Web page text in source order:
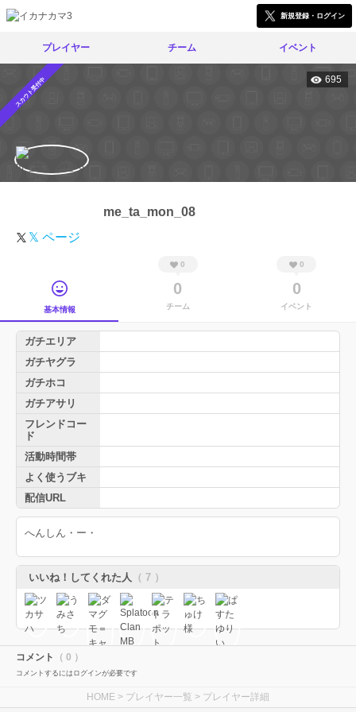
新規登録・ログイン
プレイヤー チーム イベント
スカウト受付中 695
me_ta_mon_08
𝕏 ページ
基本情報
0
0
チーム
0
0
イベント
ガチエリア
ガチヤグラ
ガチホコ
ガチアサリ
フレンドコー
ド
活動時間帯
よく使うブキ
配信URL
へんしん・ー・
いいね！してくれた人 （ 7 ）
コメント （ 0 ）
コメントするにはログインが必要です
HOME > プレイヤー一覧 > プレイヤー詳細